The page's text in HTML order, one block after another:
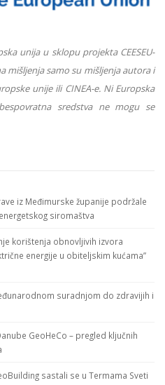
unija u sklopu projekta CEESEU-
mišljenja samo su mišljenja autora i
unije ili CINEA-e. Ni Europska
sredstva ne mogu se
iz Međimurske županije podržale
siromaštva
korištenja obnovljivih izvora
energije u obiteljskim kućama”
suradnjom do zdravijih i
GeoHeCo – pregled ključnih
sastali se u Termama Sveti